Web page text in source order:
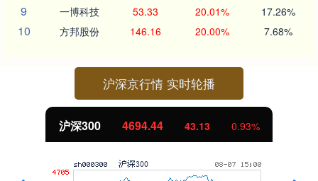
9 一博科技 53.33 20.01% 17.26%
10 方邦股份 146.16 20.00% 7.68%
沪深京行情 实时轮播
沪深300 4694.44 43.13 0.93%